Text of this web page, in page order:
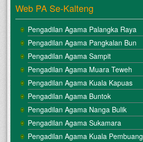
Web PA Se-Kalteng
Pengadilan Agama Palangka Raya
Pengadilan Agama Pangkalan Bun
Pengadilan Agama Sampit
Pengadilan Agama Muara Teweh
Pengadilan Agama Kuala Kapuas
Pengadilan Agama Buntok
Pengadilan Agama Nanga Bulik
Pengadilan Agama Sukamara
Pengadilan Agama Kuala Pembuang